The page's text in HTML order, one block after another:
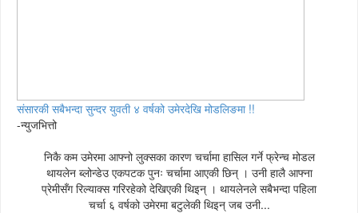
संसारकी सबैभन्दा सुन्दर युवती ४ वर्षको उमेरदेखि मोडलिङमा !!
-न्युजभित्तो
निकै कम उमेरमा आफ्नो लुक्सका कारण चर्चामा हासिल गर्ने फ्रेन्च मोडल
थायलेन ब्लोन्डेउ एकपटक पुनः चर्चामा आएकी छिन् । उनी हालै आफ्ना
प्रेमीसँग रिल्याक्स गरिरहेको देखिएकी थिइन् । थायलेनले सबैभन्दा पहिला
चर्चा ६ वर्षको उमेरमा बटुलेकी थिइन् जब उनी...